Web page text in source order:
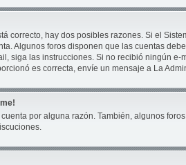
correcto, hay dos posibles razones. Si el
Algunos foros disponen que las cuentas
siga las instrucciones. Si no recibió ningún
es correcta, envíe un mensaje a La
por alguna razón. También, algunos